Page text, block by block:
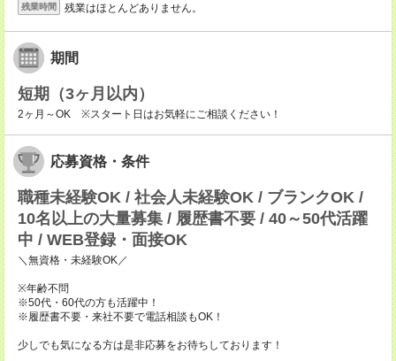
残業時間 残業はほとんどありません。
期間
短期（3ヶ月以内）
2ヶ月～OK ※スタート日はお気軽にご相談ください！
応募資格・条件
職種未経験OK / 社会人未経験OK / ブランクOK /
10名以上の大量募集 / 履歴書不要 / 40～50代活躍
中 / WEB登録・面接OK
＼無資格・未経験OK／
※年齢不問
※50代・60代の方も活躍中！
※履歴書不要・来社不要で電話相談もOK！
少しでも気になる方は是非応募をお待ちしております！